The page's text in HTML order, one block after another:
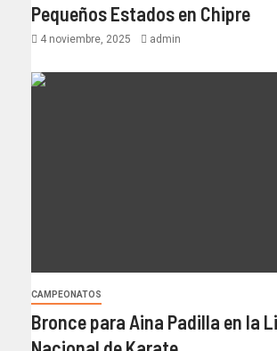
Pequeños Estados en Chipre
4 noviembre, 2025 admin
CAMPEONATOS
Bronce para Aina Padilla en la